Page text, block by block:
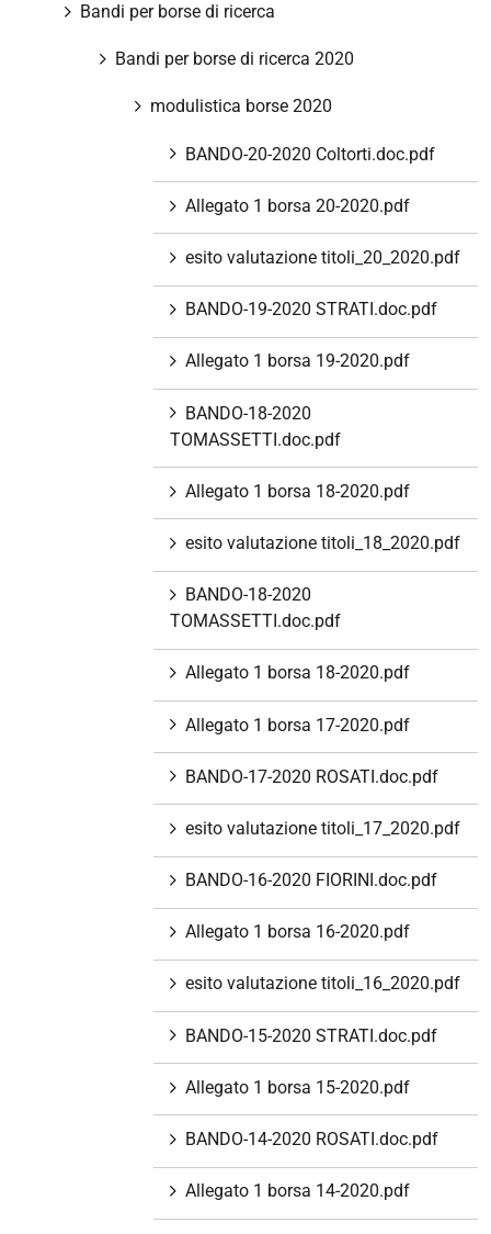
Bandi per borse di ricerca
Bandi per borse di ricerca 2020
modulistica borse 2020
BANDO-20-2020 Coltorti.doc.pdf
Allegato 1 borsa 20-2020.pdf
esito valutazione titoli_20_2020.pdf
BANDO-19-2020 STRATI.doc.pdf
Allegato 1 borsa 19-2020.pdf
BANDO-18-2020
TOMASSETTI.doc.pdf
Allegato 1 borsa 18-2020.pdf
esito valutazione titoli_18_2020.pdf
BANDO-18-2020
TOMASSETTI.doc.pdf
Allegato 1 borsa 18-2020.pdf
Allegato 1 borsa 17-2020.pdf
BANDO-17-2020 ROSATI.doc.pdf
esito valutazione titoli_17_2020.pdf
BANDO-16-2020 FIORINI.doc.pdf
Allegato 1 borsa 16-2020.pdf
esito valutazione titoli_16_2020.pdf
BANDO-15-2020 STRATI.doc.pdf
Allegato 1 borsa 15-2020.pdf
BANDO-14-2020 ROSATI.doc.pdf
Allegato 1 borsa 14-2020.pdf